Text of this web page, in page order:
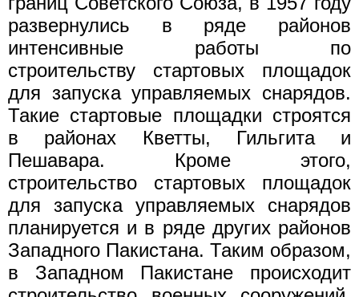
развернулись в ряде районов
интенсивные работы по
строительству стартовых площадок
для запуска управляемых снарядов.
Такие стартовые площадки строятся
в районах Кветты, Гильгита и
Пешавара. Кроме этого,
строительство стартовых площадок
для запуска управляемых снарядов
планируется и в ряде других районов
Западного Пакистана. Таким образом,
в Западном Пакистане происходит